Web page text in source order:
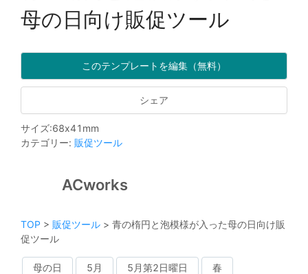
母の日向け販促ツール
このテンプレートを編集（無料）
シェア
サイズ:68x41 mm
カテゴリー: 販促ツール
ACworks
TOP > 販促ツール > 青の楕円と泡模様が入った母の日向け販
促ツール
母の日 5月 5月第2日曜日 春